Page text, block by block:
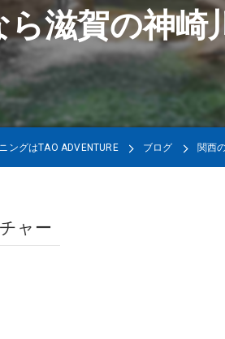
ャニオニング
ャニオニング
トレッキング
滋賀の神崎
ングはTAO ADVENTURE ブログ 関西
ャー